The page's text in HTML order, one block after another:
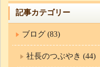
記事カテゴリー
ブログ (83)
社長のつぶやき (44)